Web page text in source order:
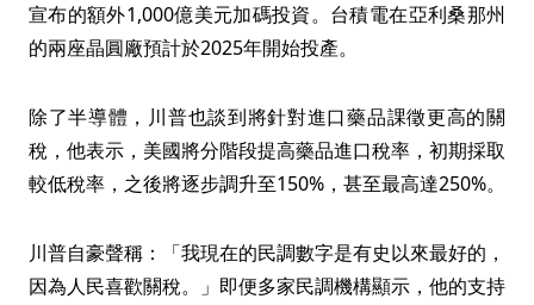
宣布的額外1,000億美元加碼投資。台積電在亞利桑那州
的兩座晶圓廠預計於2025年開始投產。
除了半導體，川普也談到將針對進口藥品課徵更高的關
稅，他表示，美國將分階段提高藥品進口稅率，初期採取
較低稅率，之後將逐步調升至150%，甚至最高達250%。
川普自豪聲稱：「我現在的民調數字是有史以來最好的，
因為人民喜歡關稅。」即便多家民調機構顯示，他的支持